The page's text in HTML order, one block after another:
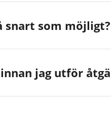
snart som möjligt?
jag utför